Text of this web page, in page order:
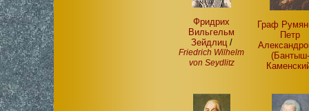
Фридрих
Вильгельм
Зейдлиц/
Friedrich Wilhelm
von Seydlitz
Граф
Петр
(Бантыш-